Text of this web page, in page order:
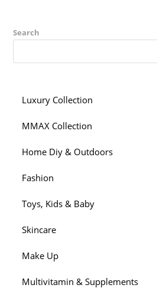
Search
Luxury Collection
MMAX Collection
Home Diy & Outdoors
Fashion
Toys, Kids & Baby
Skincare
Make Up
Multivitamin & Supplements